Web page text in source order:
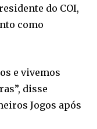
do COI,
como
e vivemos
disse
Jogos após